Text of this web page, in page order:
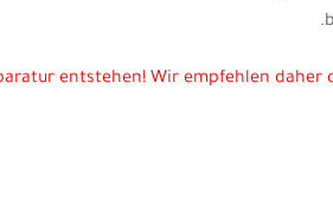
entstehen! Wir empfehlen daher